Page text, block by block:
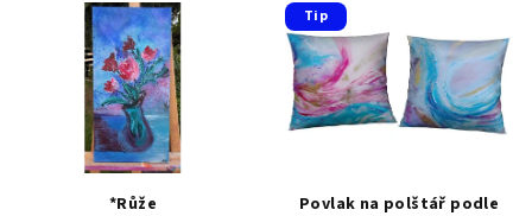
*Růže
Tip
Povlak na polštář podle